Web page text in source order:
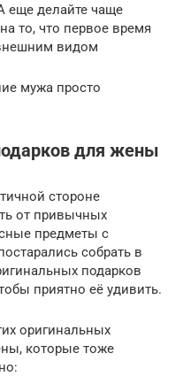
еще делайте чаще
то, что первое время
видом
мужа просто
для жены
стороне
от привычных
предметы с
собрать в
подарков
приятно её удивить.
оригинальных
которые тоже